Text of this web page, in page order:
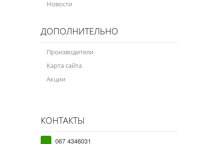
Новости
ДОПОЛНИТЕЛЬНО
Производители
Карта сайта
Акции
КОНТАКТЫ
067 4346031